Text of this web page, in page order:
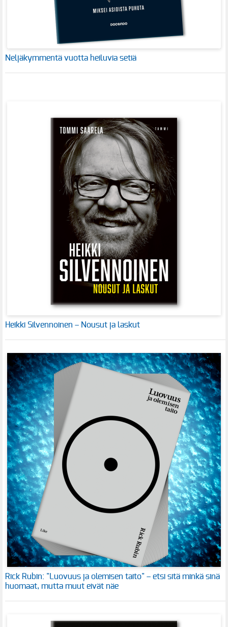
Neljäkymmentä vuotta heiluvia setiä
Heikki Silvennoinen – Nousut ja laskut
Rick Rubin: "Luovuus ja olemisen taito" – etsi sitä minkä sinä
huomaat, mutta muut eivät näe